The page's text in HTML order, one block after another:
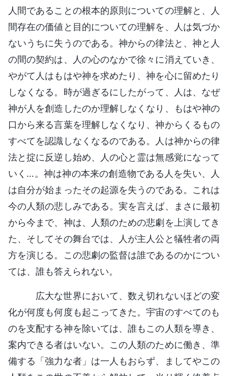
人間であることの根本的原則についての理解と、人
間存在の価値と目的についての理解を、人は気づか
ないうちに失うのである。神からの律法と、神と人
の間の契約は、人の心のなかで徐々に消えていき、
やがて人はもはや神を求めたり、神を心に留めたり
しなくなる。時が過ぎるにしたがって、人は、なぜ
神が人を創造したのか理解しなくなり、もはや神の
口から来る言葉を理解しなくなり、神からくるもの
すべてを認識しなくなるのである。人は神からの律
法と掟に反逆し始め、人の心と霊は無感覚になって
いく…。神は神の本来の創造物である人を失い、人
は自分が始まったその起源を失うのである。これは
今の人類の悲しみである。実を言えば、まさに最初
から今まで、神は、人類のための悲劇を上演してき
た、そしてその舞台では、人が主人公と犠牲者の両
方を演じる。この悲劇の監督は誰であるのかについ
ては、誰も答えられない。
広大な世界において、数え切れないほどの変
化が何度も何度も起こってきた。宇宙のすべてのも
のを支配する神を除いては、誰もこの人類を導き、
案内できる者はいない。この人類のために働き、準
備する「強力な者」は一人もおらず、ましてやこの